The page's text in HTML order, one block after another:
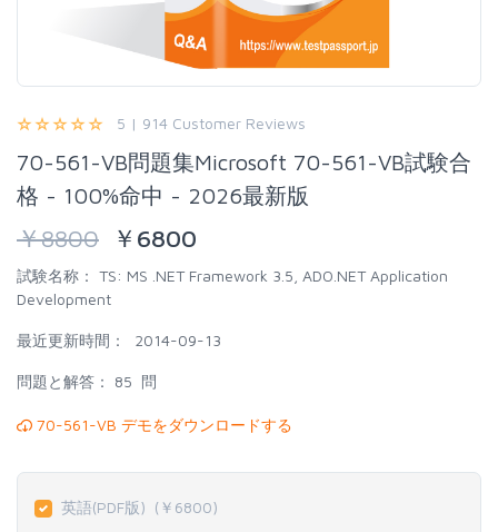
5 | 914 Customer Reviews
70-561-VB問題集Microsoft 70-561-VB試験合
格 - 100%命中 - 2026最新版
￥8800 ￥ 6800
試験名称： TS: MS .NET Framework 3.5, ADO.NET Application
Development
最近更新時間： 2014-09-13
問題と解答： 85 問
70-561-VB デモをダウンロードする
英語(PDF版) (￥ 6800)